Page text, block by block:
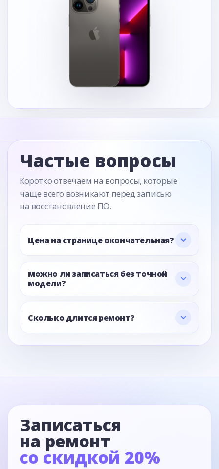
Частые вопросы
Коротко отвечаем на вопросы, которые
чаще всего возникают перед записью
на восстановление ПО.
Цена на странице окончательная?
Можно ли записаться без точной
модели?
Сколько длится ремонт?
Записаться
на ремонт
со скидкой 20%